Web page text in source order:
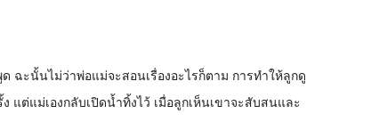
ด ฉะนั้นไม่ว่าพ่อแม่จะสอนเรื่องอะไรก็ตาม การทำให้ลูกดู
แต่แม่เองกลับเปิดน้ำทิ้งไว้ เมื่อลูกเห็นเขาจะสับสนและ